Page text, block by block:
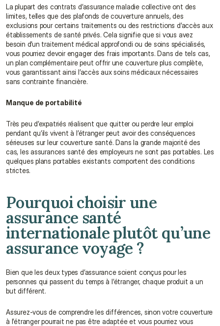
La plupart des contrats d’assurance maladie collective ont des
limites, telles que des plafonds de couverture annuels, des
exclusions pour certains traitements ou des restrictions d’accès aux
établissements de santé privés. Cela signifie que si vous avez
besoin d’un traitement médical approfondi ou de soins spécialisés,
vous pourriez devoir engager des frais importants. Dans de tels cas,
un plan complémentaire peut offrir une couverture plus complète,
vous garantissant ainsi l’accès aux soins médicaux nécessaires
sans contrainte financière.
Manque de portabilité
Très peu d’expatriés réalisent que quitter ou perdre leur emploi
pendant qu’ils vivent à l’étranger peut avoir des conséquences
sérieuses sur leur couverture santé. Dans la grande majorité des
cas, les assurances santé des employeurs ne sont pas portables. Les
quelques plans portables existants comportent des conditions
strictes.
Pourquoi choisir une
assurance santé
internationale plutôt qu’une
assurance voyage ?
Bien que les deux types d’assurance soient conçus pour les
personnes qui passent du temps à l’étranger, chaque produit a un
but différent.
Assurez-vous de comprendre les différences, sinon votre couverture
à l’étranger pourrait ne pas être adaptée et vous pourriez vous